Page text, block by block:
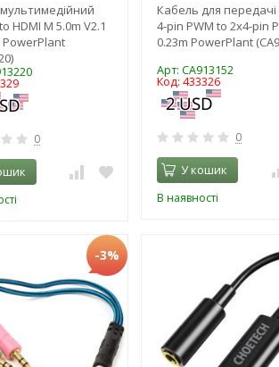
HDMI M 5.0m V2.1
PowerPlant
0
Кабель для
4-pin PWM to 2х4-pin
0.23m PowerPlant
Арт: CA913152
Код: 433326
0
У кошик
В наявності
-3%